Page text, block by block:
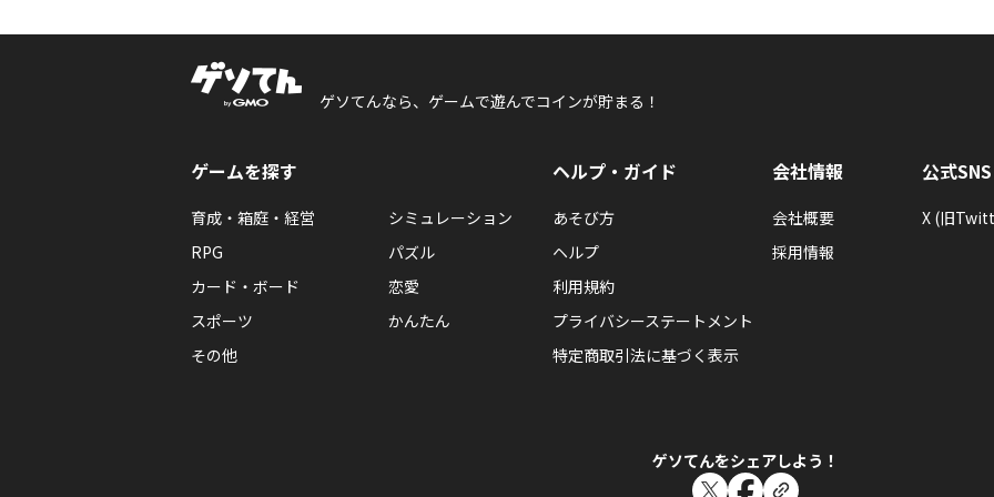
ゲソてんなら、ゲームで遊んでコインが貯まる！
ゲームを探す
育成・箱庭・経営
シミュレーション
RPG
パズル
カード・ボード
恋愛
スポーツ
かんたん
その他
ヘルプ・ガイド
あそび方
ヘルプ
利用規約
プライバシーステートメント
特定商取引法に基づく表示
会社情報
会社概要
採用情報
公式SNS
X (旧
ゲソてんをシェアしよう！